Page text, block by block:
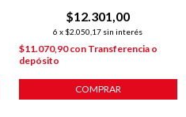
$12.301,00
6 x $2.050,17 sin interés
$11.070,90con Transferencia o
depósito
COMPRAR